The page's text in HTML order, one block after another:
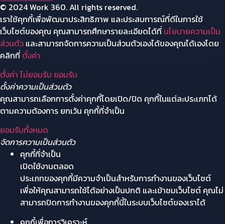
© 2024 Work 360. All rights reserved.
เราใช้คุกกี้เพื่อพัฒนาประสิทธิภาพ และประสบการณ์ที่ดีในการใช้
เว็บไซต์ของคุณ คุณสามารถศึกษารายละเอียดได้ที่ นโยบายความเป็น
ส่วนตัว และสามารถจัดการความเป็นส่วนตัวเองได้ของคุณได้เองโดย
คลิกที่ ตั้งค่า
ตั้งค่า ไม่ยอมรับ ยอมรับ
ตั้งค่าความเป็นส่วนตัว
คุณสามารถเลือกการตั้งค่าคุกกี้โดยเปิด/ปิด คุกกี้ในแต่ละประเภทได้
ตามความต้องการ ยกเว้น คุกกี้ที่จำเป็น
ยอมรับทั้งหมด
จัดการความเป็นส่วนตัว
คุกกี้ที่จำเป็น
เปิดใช้งานตลอด
ประเภทของคุกกี้มีความจำเป็นสำหรับการทำงานของเว็บไซต์
เพื่อให้คุณสามารถใช้ได้อย่างเป็นปกติ และเข้าชมเว็บไซต์ คุณไม่
สามารถปิดการทำงานของคุกกี้นี้ในระบบเว็บไซต์ของเราได้